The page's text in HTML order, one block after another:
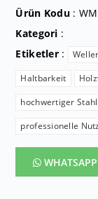
Ürün Kodu: WM
Kategori :
Etiketler:
Haltbarkeit
hochwertiger Stahl
professionelle